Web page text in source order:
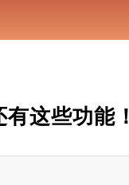
这些功能